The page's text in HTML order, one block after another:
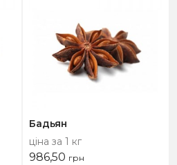
Бадьян
ціна за 1 кг
986,50 грн